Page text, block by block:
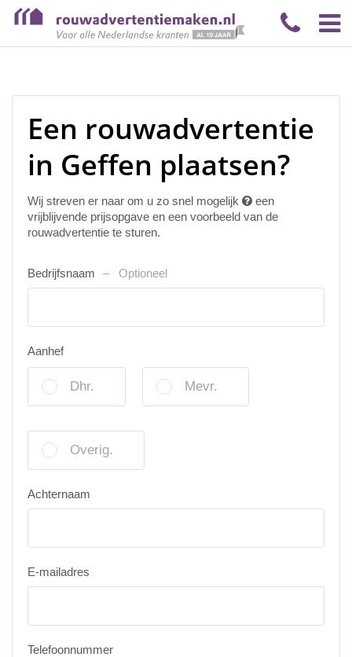
Een rouwadvertentie
in Geffen plaatsen?
Wij streven er naar om u zo snel mogelijk
een
vrijblijvende prijsopgave en een voorbeeld van de
rouwadvertentie te sturen.
Bedrijfsnaam Optioneel
Aanhef
Dhr. Mevr.
Overig.
Achternaam
E-mailadres
Telefoonnummer